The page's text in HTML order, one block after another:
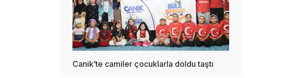
Canik’te camiler çocuklarla doldu taştı